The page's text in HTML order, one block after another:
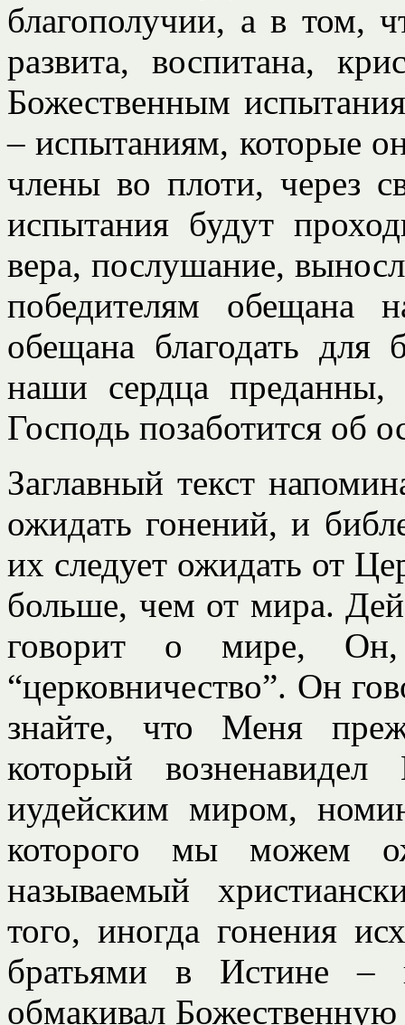
благополучии, а в том,
развита, воспитана,
Божественным
– испытаниям, которые
члены во плоти, через
испытания будут
вера, послушание,
победителям обещана
обещана благодать для
наши сердца
Господь позаботится об
Заглавный текст
ожидать гонений, и
их следует ожидать от
больше, чем от мира.
говорит о мире,
“церковничество”. Он
знайте, что Меня
который
иудейским миром,
которого мы можем
называемый
того, иногда гонения
братьями в Истине –
обмакивал